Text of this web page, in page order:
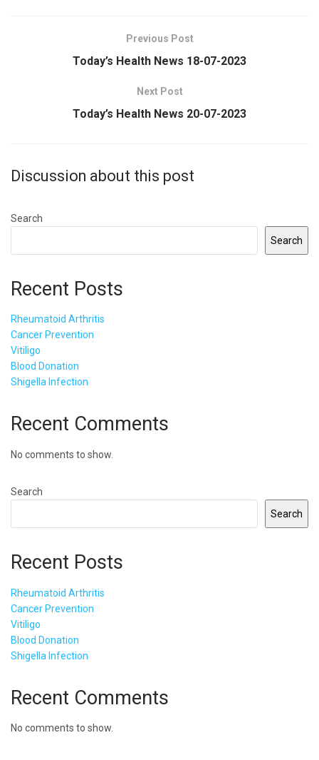
Previous Post
Today’s Health News 18-07-2023
Next Post
Today’s Health News 20-07-2023
Discussion about this post
Search
Search
Recent Posts
Rheumatoid Arthritis
Cancer Prevention
Vitiligo
Blood Donation
Shigella Infection
Recent Comments
No comments to show.
Search
Search
Recent Posts
Rheumatoid Arthritis
Cancer Prevention
Vitiligo
Blood Donation
Shigella Infection
Recent Comments
No comments to show.